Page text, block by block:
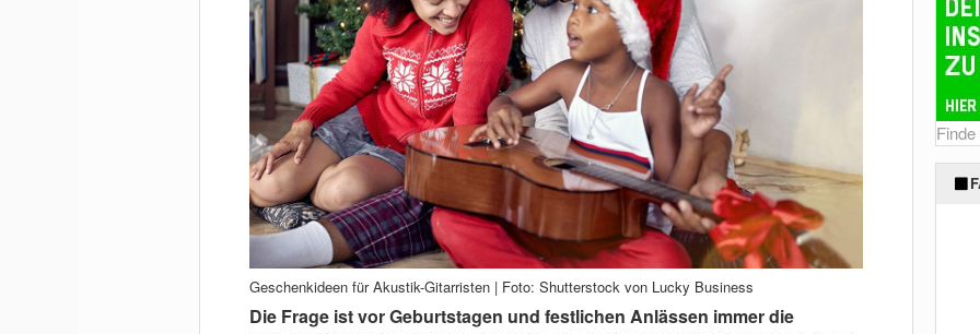
Geschenkideen für Akustik-Gitarristen | Foto: Shutterstock von Lucky Business
Die Frage ist vor Geburtstagen und festlichen Anlässen immer die